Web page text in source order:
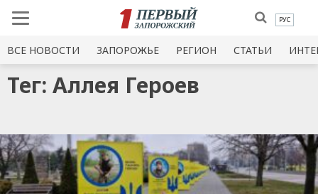
РУС
ВСЕ НОВОСТИ ЗАПОРОЖЬЕ РЕГИОН СТАТЬИ
Тег: Аллея Героев